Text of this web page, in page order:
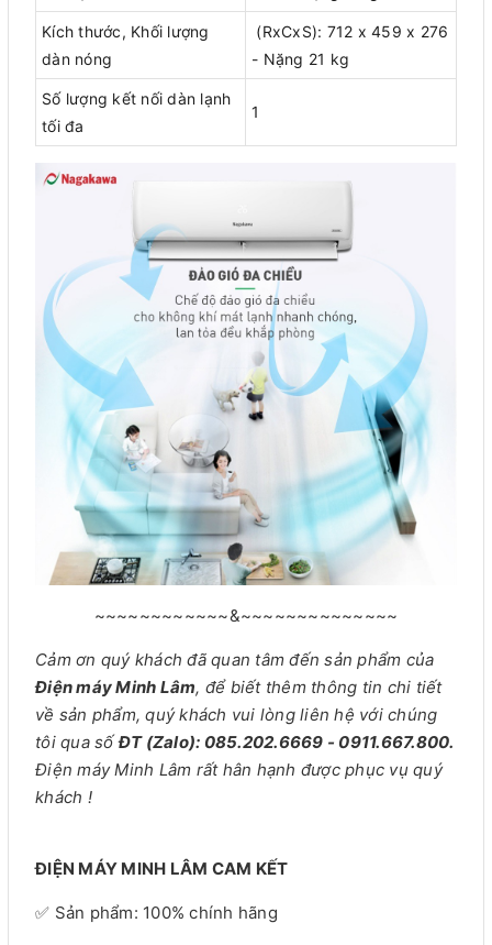
Kích thước, Khối lượng
dàn nóng
(RxCxS): 712 x 459 x 276
- Nặng 21 kg
Số lượng kết nối dàn lạnh
tối đa
1
~~~~~~~~~~~~&~~~~~~~~~~~~~~
Cảm ơn quý khách đã quan tâm đến sản phẩm của
Điện máy Minh Lâm, để biết thêm thông tin chi tiết
về sản phẩm, quý khách vui lòng liên hệ với chúng
tôi qua sốĐT (Zalo): 085.202.6669 - 0911.667.800.
Điện máy Minh Lâm rất hân hạnh được phục vụ quý
khách !
ĐIỆN MÁY MINH LÂM CAM KẾT
✅ Sản phẩm: 100% chính hãng